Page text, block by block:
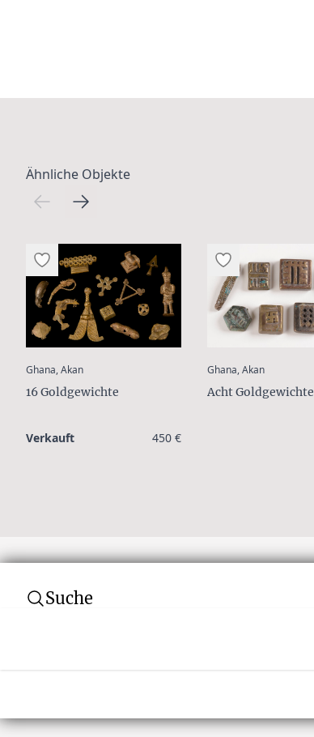
Ähnliche Objekte
Ghana, Akan:
16 Goldgewichte
Verkauft 450 €
Ghana, Akan:
Acht Goldgewichte
Suche